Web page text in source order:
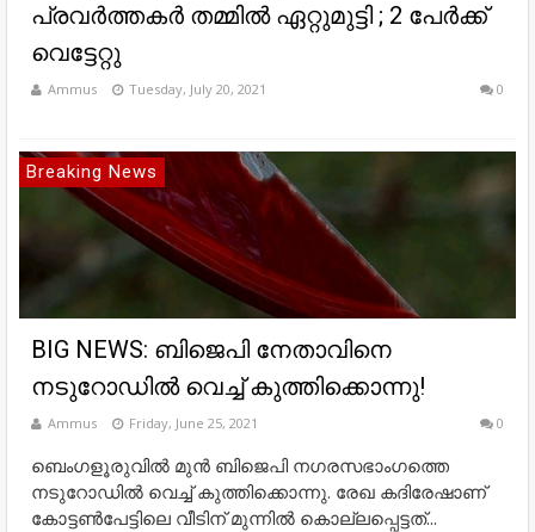
പ്രവർത്തകർ തമ്മിൽ ഏറ്റുമുട്ടി ; 2 പേർക്ക്
വെട്ടേറ്റു
Ammus Tuesday, July 20, 2021 0
Breaking News
BIG NEWS: ബിജെപി നേതാവിനെ
നടുറോഡിൽ വെച്ച് കുത്തിക്കൊന്നു!
Ammus Friday, June 25, 2021 0
ബെംഗളൂരുവിൽ മുൻ ബിജെപി നഗരസഭാംഗത്തെ
നടുറോഡിൽ വെച്ച് കുത്തിക്കൊന്നു. രേഖ കദിരേഷാണ്
കോട്ടൺപേട്ടിലെ വീടിന് മുന്നിൽ കൊല്ലപ്പെട്ടത്...